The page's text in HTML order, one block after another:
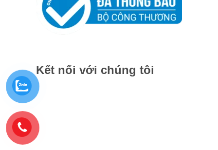
Kết nối với chúng tôi